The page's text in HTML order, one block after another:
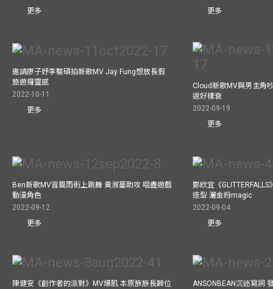
更多
更多
邀請廖子妤李駿碩拍新歌MV Jay Fung想放長假
旅遊攞靈感
2022-10-11
更多
Cloud新歌MV與男主角
返好樣衰
2022-09-19
更多
Ben新歌MV冒風雨街上跳舞 黃淑蔓助攻 唱盡遊戲
動漫角色
2022-09-12
更多
鄭欣宜《
造型 灑金粉magic
2022-09-04
更多
陳健安《創作者的派對》MV爆肌 本原族族長歸位
ANSONBEAN沉迷寫詞